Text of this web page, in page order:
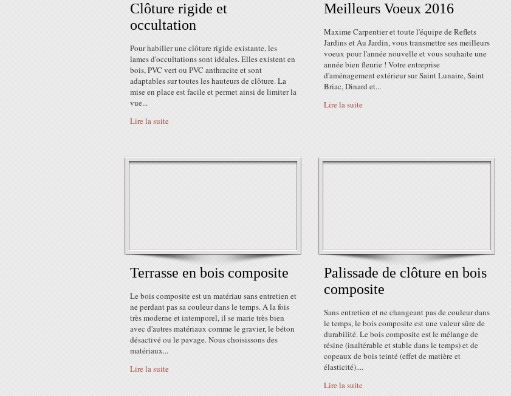
Clôture rigide et
occultation
Pour habiller une clôture rigide existante, les
lames d'occultations sont idéales. Elles existent en
bois, PVC vert ou PVC anthracite et sont
adaptables sur toutes les hauteurs de clôture. La
mise en place est facile et permet ainsi de limiter la
vue...
Lire la suite
Meilleurs Voeux 2016
Maxime Carpentier et toute l'équipe de Reflets
Jardins et Au Jardin, vous transmettre ses meilleurs
voeux pour l'année nouvelle et vous souhaite une
année bien fleurie ! Votre entreprise
d'aménagement extérieur sur Saint Lunaire, Saint
Briac, Dinard et...
Lire la suite
Terrasse en bois composite
Le bois composite est un matériau sans entretien et
ne perdant pas sa couleur dans le temps. A la fois
très moderne et intemporel, il se marie très bien
avec d'autres matériaux comme le gravier, le béton
désactivé ou le pavage. Nous choisissons des
matériaux...
Lire la suite
Palissade de clôture en bois
composite
Sans entretien et ne changeant pas de couleur dans
le temps, le bois composite est une valeur sûre de
durabilité. Le bois composite est le mélange de
résine (inaltérable et stable dans le temps) et de
copeaux de bois teinté (effet de matière et
élasticité)....
Lire la suite